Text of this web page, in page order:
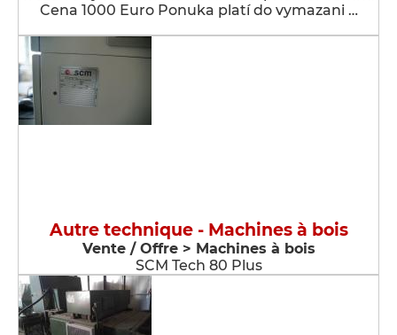
Cena 1000 Euro Ponuka platí do vymazani …
Autre technique - Machines à bois
Vente / Offre > Machines à bois
SCM Tech 80 Plus